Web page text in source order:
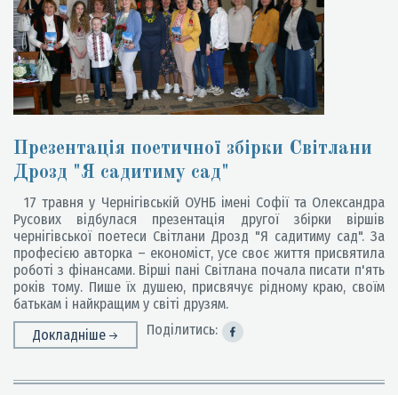
Презентація поетичної збірки Світлани
Дрозд "Я садитиму сад"
17 травня у Чернігівській ОУНБ імені Софії та Олександра
Русових відбулася презентація другої збірки віршів
чернігівської поетеси Світлани Дрозд "Я садитиму сад". За
професією авторка – економіст, усе своє життя присвятила
роботі з фінансами. Вірші пані Світлана почала писати п'ять
років тому. Пише їх душею, присвячує рідному краю, своїм
батькам і найкращим у світі друзям.
Докладніше
Поділитись: